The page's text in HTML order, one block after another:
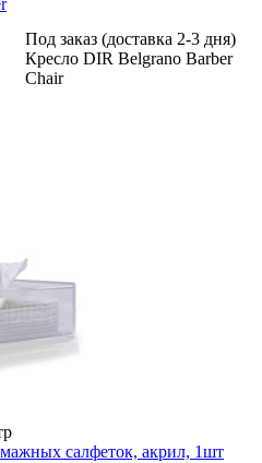
Под заказ (доставка 2-3 дня)
Кресло DIR Belgrano Barber
Chair
салфеток, акрил, 1шт